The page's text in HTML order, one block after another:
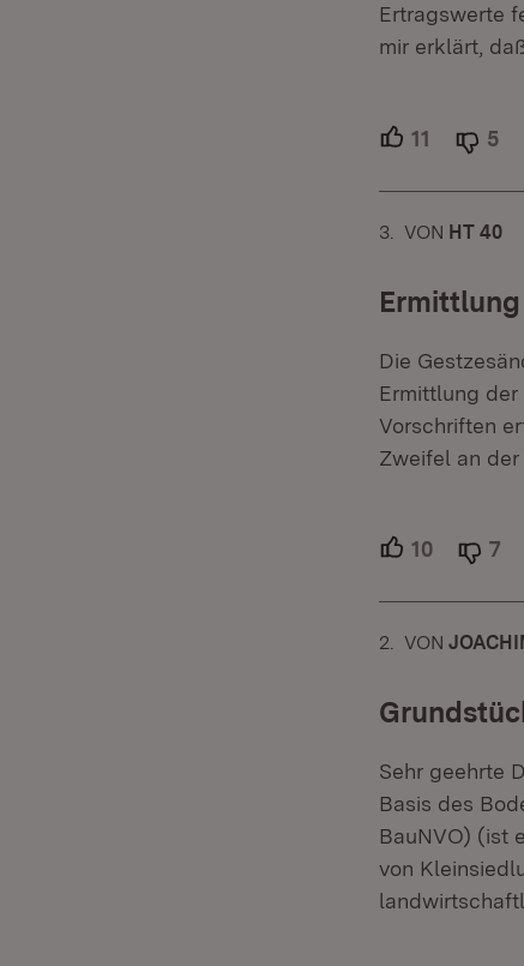
Ertragswerte
mir erklärt,
11 5
3. KOMMENTAR
VON :HT 40
Die
Ermittlung
Vorschriften
Zweifel an
10 7
2. KOMMENTAR
VON :
Sehr geehrte
Basis des
BauNVO) (ist
von